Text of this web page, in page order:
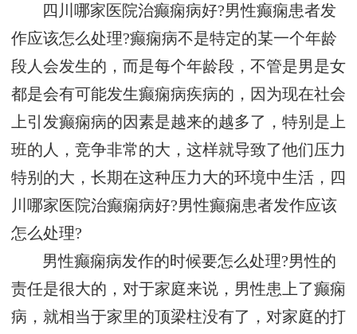
四川哪家医院治癫痫病好?男性癫痫患者发
作应该怎么处理?癫痫病不是特定的某一个年龄
段人会发生的，而是每个年龄段，不管是男是女
都是会有可能发生癫痫病疾病的，因为现在社会
上引发癫痫病的因素是越来的越多了，特别是上
班的人，竞争非常的大，这样就导致了他们压力
特别的大，长期在这种压力大的环境中生活，四
川哪家医院治癫痫病好?男性癫痫患者发作应该
怎么处理?
男性癫痫病发作的时候要怎么处理?男性的
责任是很大的，对于家庭来说，男性患上了癫痫
病，就相当于家里的顶梁柱没有了，对家庭的打